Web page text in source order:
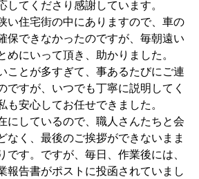
してくださり感謝しています。
い住宅街の中にありますので、車の
保できなかったのですが、毎朝遠い
めにいって頂き、助かりました。
ことが多すぎて、事あるたびにご連
ですが、いつでも丁寧に説明してく
も安心してお任せできました。
にしているので、職人さんたちと会
なく、最後のご挨拶ができないまま
です。ですが、毎日、作業後には、
報告書がポストに投函されていまし